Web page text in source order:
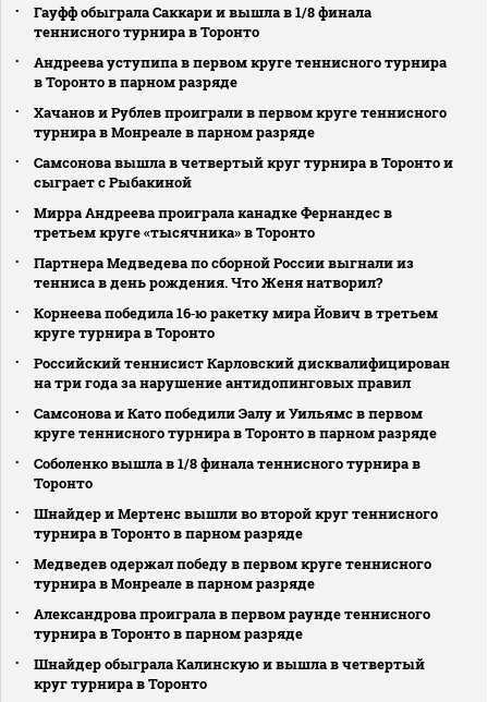
Гауфф обыграла Саккари и вышла в 1/8 финала
теннисного турнира в Торонто
Андреева уступипа в первом круге теннисного турнира
в Торонто в парном разряде
Хачанов и Рублев проиграли в первом круге теннисного
турнира в Монреале в парном разряде
Самсонова вышла в четвертый круг турнира в Торонто и
сыграет с Рыбакиной
Мирра Андреева проиграла канадке Фернандес в
третьем круге «тысячника» в Торонто
Партнера Медведева по сборной России выгнали из
тенниса в день рождения. Что Женя натворил?
Корнеева победила 16‑ю ракетку мира Йович в третьем
круге турнира в Торонто
Российский теннисист Карловский дисквалифицирован
на три года за нарушение антидопинговых правил
Самсонова и Като победили Эалу и Уильямс в первом
круге теннисного турнира в Торонто в парном разряде
Соболенко вышла в 1/8 финала теннисного турнира в
Торонто
Шнайдер и Мертенс вышли во второй круг теннисного
турнира в Торонто в парном разряде
Медведев одержал победу в первом круге теннисного
турнира в Монреале в парном разряде
Александрова проиграла в первом раунде теннисного
турнира в Торонто в парном разряде
Шнайдер обыграла Калинскую и вышла в четвертый
круг турнира в Торонто